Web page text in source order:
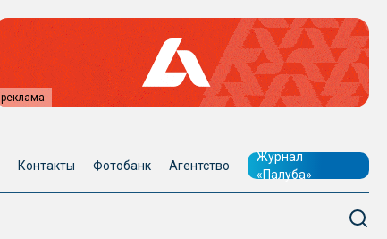
реклама
Контакты Фотобанк Агентство
Журнал
«Палуба»